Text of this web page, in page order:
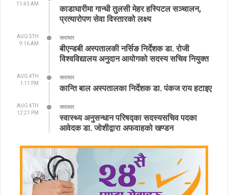
11:43 AM
काडाघारीमा गान्धी तुलसी मेहर हस्पिटल सञ्चालन,
प्रत्यारोपण सेवा विस्तारको लक्ष्य
AUG 5TH
9:16 AM
समाचार
बीएन्डबी अस्पतालकी नर्सिङ निर्देशक डा. रोजी
विश्वविद्यालय अनुदान आयोगको सदस्य सचिव नियुक्त
AUG 4TH
1:11 PM
समाचार
कान्ति बाल अस्पतालका निर्देशक डा. पंकज राय हटाइए
AUG 4TH
12:21 PM
समाचार
स्वास्थ्य अनुसन्धान परिषद्का सदस्यसचिव पदका
आवेदक डा. जोशीद्वारा अफवाहको खण्डन